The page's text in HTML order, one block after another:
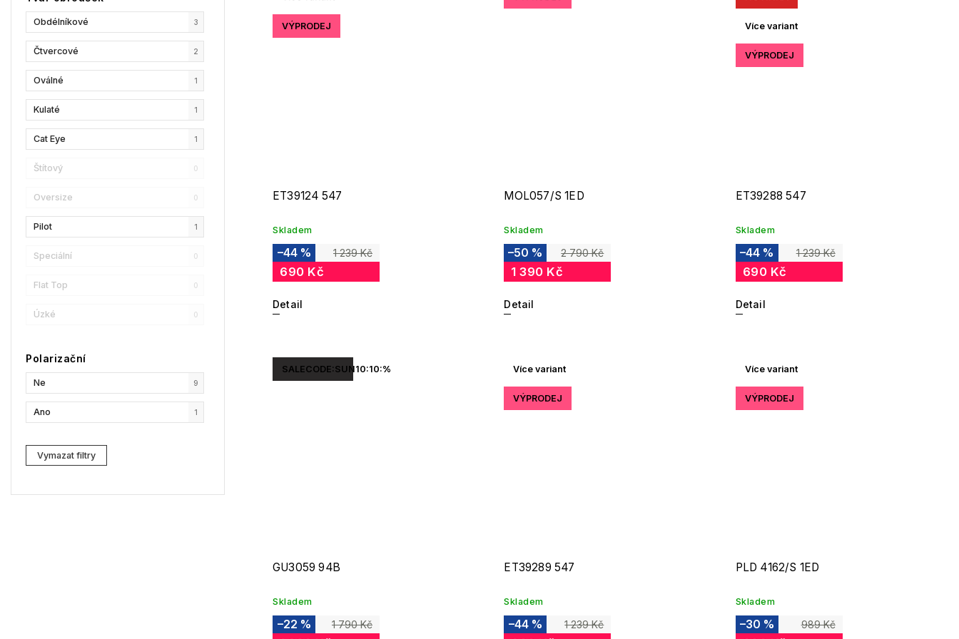
Champion
Reebok
Oscar De La Renta
Donna Karan
DKNY
Calvin Klein
Longchamp
Christian Lacroix
Love Moschino
Bollé
LENSSO
Comma
Gibson
Obdélníkové 3
Čtvercové 2
Oválné 1
Kulaté 1
Cat Eye 1
Štítový 0
Oversize 0
Pilot 1
Speciální 0
Flat Top 0
Úzké 0
Polarizační
Ne 9
Ano 1
Vymazat filtry
VÝPRODEJ
ET39124 547
Skladem
1 239 Kč
–44 %
690 Kč
Detail
MOL057/S 1ED
Skladem
2 790 Kč
–50 %
1 390 Kč
Detail
Více variant
VÝPRODEJ
ET39288 547
Skladem
1 239 Kč
–44 %
690 Kč
Detail
SALECODE:SUN10:10:%
GU3059 94B
Skladem
1 790 Kč
–22 %
Více variant
VÝPRODEJ
ET39289 547
Skladem
1 239 Kč
–44 %
Více variant
VÝPRODEJ
PLD 4162/S 1ED
Skladem
989 Kč
–30 %